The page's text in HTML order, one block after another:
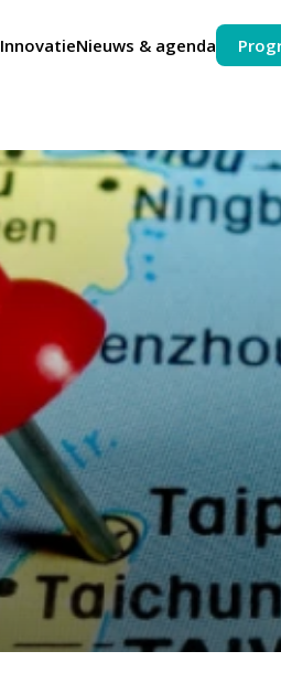
InnovatieNieuws & agenda